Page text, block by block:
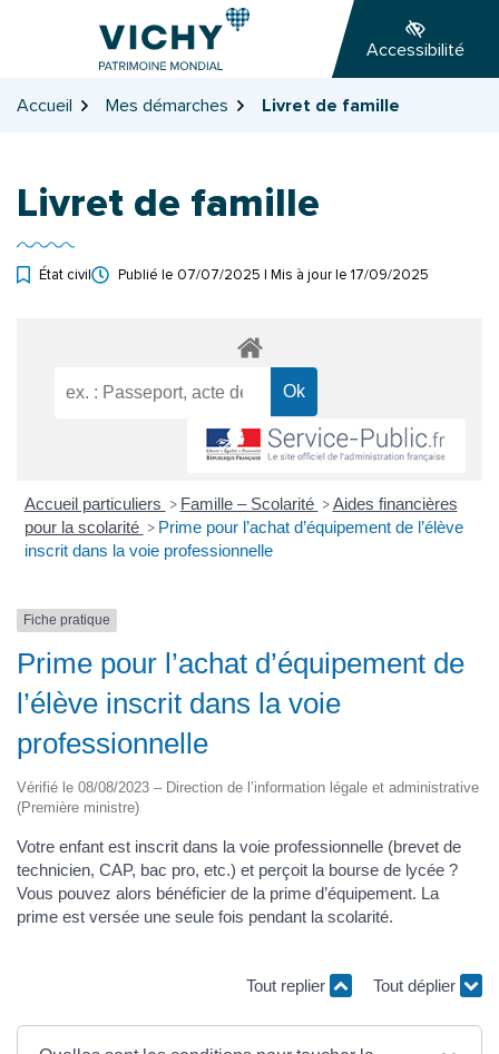
page
Accessibilité
Accueil Mes démarches Livret de famille
Livret de famille
État civil Publié le 07/07/2025 | Mis à jour le 17/09/2025
Accueil particuliers > Famille – Scolarité > Aides financières
pour la scolarité > Prime pour l’achat d’équipement de l’élève
inscrit dans la voie professionnelle
Fiche pratique
Prime pour l’achat d’équipement de
l’élève inscrit dans la voie
professionnelle
Vérifié le 08/08/2023 – Direction de l’information légale et administrative
(Première ministre)
Votre enfant est inscrit dans la voie professionnelle (brevet de
technicien, CAP, bac pro, etc.) et perçoit la bourse de lycée ?
Vous pouvez alors bénéficier de la prime d’équipement. La
prime est versée une seule fois pendant la scolarité.
Tout replier Tout déplier